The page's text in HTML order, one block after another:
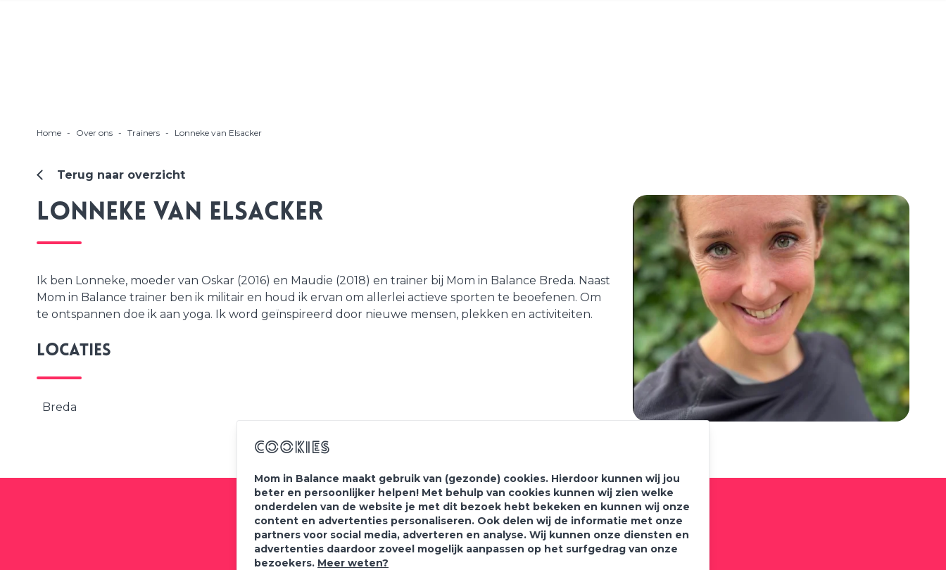
Cookies
Mom in Balance maakt gebruik van (gezonde) cookies. Hierdoor kunnen wij jou
beter en persoonlijker helpen! Met behulp van cookies kunnen wij zien welke
onderdelen van de website je met dit bezoek hebt bekeken en kunnen wij onze
content en advertenties personaliseren. Ook delen wij de informatie met onze
partners voor social media, adverteren en analyse. Wij kunnen onze diensten en
advertenties daardoor zoveel mogelijk aanpassen op het surfgedrag van onze
bezoekers. Meer weten?
Home - Over ons - Trainers - Lonneke van Elsacker
Terug naar overzicht
Lonneke van Elsacker
Ik ben Lonneke, moeder van Oskar (2016) en Maudie (2018) en trainer bij Mom in Balance Breda. Naast
Mom in Balance trainer ben ik militair en houd ik ervan om allerlei actieve sporten te beoefenen. Om
te ontspannen doe ik aan yoga. Ik word geïnspireerd door nieuwe mensen, plekken en activiteiten.
Locaties
Breda
Meld je aan voor onzenieuwsbrief